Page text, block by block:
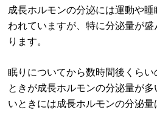
成長ホルモンの分泌には運動や
われていますが、特に分泌量が
ります。
眠りについてから数時間後くら
ときが成長ホルモンの分泌量が
いときには成長ホルモンの分泌